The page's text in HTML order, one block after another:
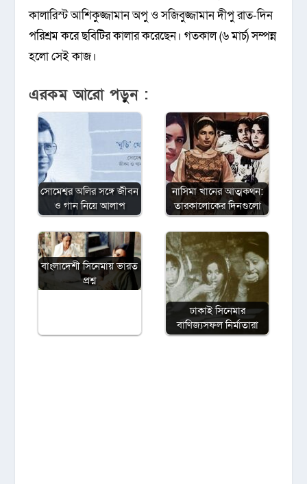
কালারিস্ট আশিকুজ্জামান অপু ও সজিবুজ্জামান দীপু রাত-দিন
পরিশ্রম করে ছবিটির কালার করেছেন। গতকাল (৬ মার্চ) সম্পন্ন
হলো সেই কাজ।
এরকম আরো পড়ুন :
সোমেশ্বর অলির সঙ্গে জীবন
ও গান নিয়ে আলাপ
নাসিমা খানের আত্মকথন:
তারকালোকের দিনগুলো
বাংলাদেশী সিনেমায় ভারত
প্রশ্ন
ঢাকাই সিনেমার
বাণিজ্যসফল নির্মাতারা